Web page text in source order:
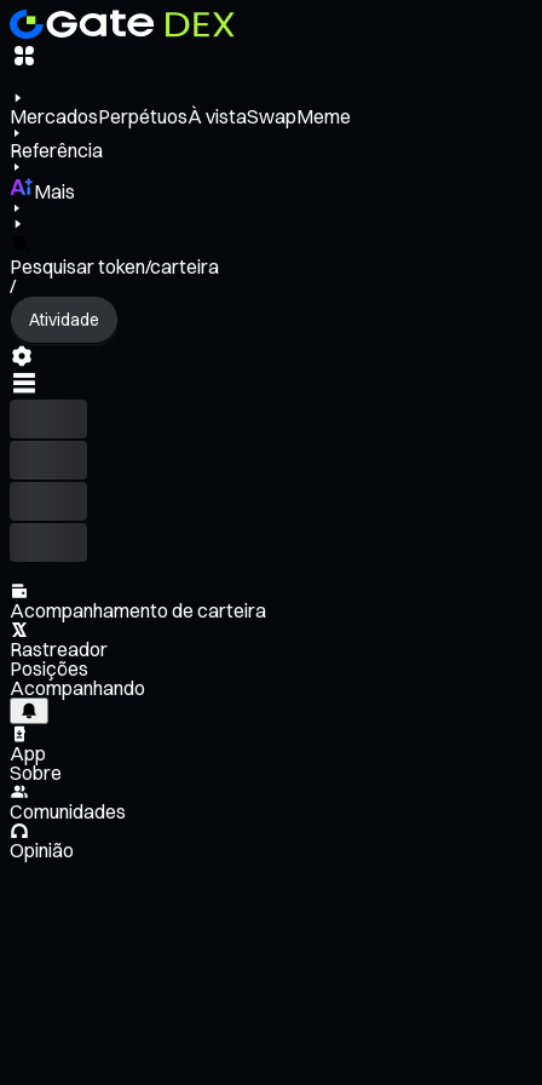
MercadosPerpétuosÀ vistaSwapMeme
Referência
Mais
Pesquisar token/carteira
/
Atividade
Acompanhamento de carteira
Rastreador
Posições
Acompanhando
App
Sobre
Comunidades
Opinião